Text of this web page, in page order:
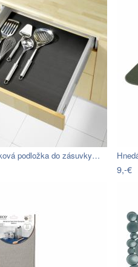
podložka do zásuvky…
9,-€